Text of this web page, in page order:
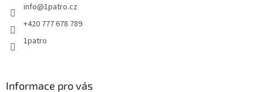
info@1patro.cz
+420 777 678 789
1patro
Informace pro vás